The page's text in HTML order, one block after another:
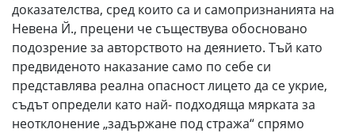
доказателства, сред които са и самопризнанията на
Невена Й., прецени че съществува обосновано
подозрение за авторството на деянието. Тъй като
предвиденото наказание само по себе си
представлява реална опасност лицето да се укрие,
съдът определи като най- подходяща мярката за
неотклонение „задържане под стража“ спрямо